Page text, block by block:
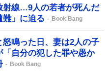
射線…9人の若者が死んだ
難」に迫る
Book Bang
怒鳴った日、妻は2人の子
自分の犯した罪や愚か
Book Bang